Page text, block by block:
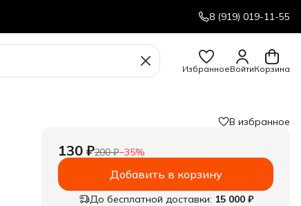
8 (919) 019-11-55
ИзбранноеВойтиКорзина
В избранное
130 ₽200 ₽−35%
Добавить в корзину
До бесплатной доставки: 15 000 ₽